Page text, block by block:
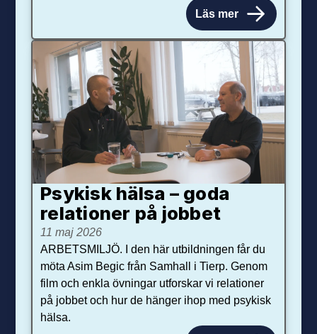
Läs mer
Psykisk hälsa – goda
relationer på jobbet
11 maj 2026
ARBETSMILJÖ. I den här utbildningen får du
möta Asim Begic från Samhall i Tierp. Genom
film och enkla övningar utforskar vi relationer
på jobbet och hur de hänger ihop med psykisk
hälsa.